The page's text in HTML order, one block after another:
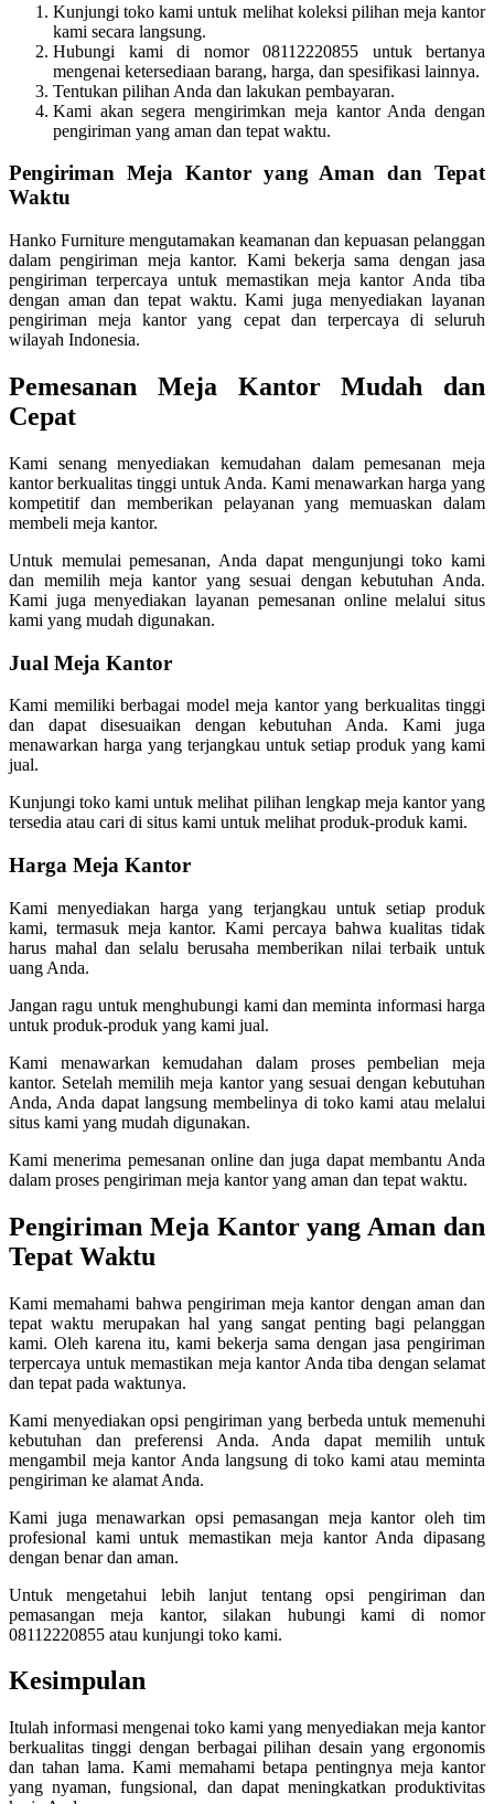
Kunjungi toko kami untuk melihat koleksi pilihan meja kantor
kami secara langsung.
Hubungi kami di nomor 08112220855 untuk bertanya
mengenai ketersediaan barang, harga, dan spesifikasi lainnya.
Tentukan pilihan Anda dan lakukan pembayaran.
Kami akan segera mengirimkan meja kantor Anda dengan
pengiriman yang aman dan tepat waktu.
Pengiriman Meja Kantor yang Aman dan Tepat
Waktu
Hanko Furniture mengutamakan keamanan dan kepuasan pelanggan
dalam pengiriman meja kantor. Kami bekerja sama dengan jasa
pengiriman terpercaya untuk memastikan meja kantor Anda tiba
dengan aman dan tepat waktu. Kami juga menyediakan layanan
pengiriman meja kantor yang cepat dan terpercaya di seluruh
wilayah Indonesia.
Pemesanan Meja Kantor Mudah dan
Cepat
Kami senang menyediakan kemudahan dalam pemesanan meja
kantor berkualitas tinggi untuk Anda. Kami menawarkan harga yang
kompetitif dan memberikan pelayanan yang memuaskan dalam
membeli meja kantor.
Untuk memulai pemesanan, Anda dapat mengunjungi toko kami
dan memilih meja kantor yang sesuai dengan kebutuhan Anda.
Kami juga menyediakan layanan pemesanan online melalui situs
kami yang mudah digunakan.
Jual Meja Kantor
Kami memiliki berbagai model meja kantor yang berkualitas tinggi
dan dapat disesuaikan dengan kebutuhan Anda. Kami juga
menawarkan harga yang terjangkau untuk setiap produk yang kami
jual.
Kunjungi toko kami untuk melihat pilihan lengkap meja kantor yang
tersedia atau cari di situs kami untuk melihat produk-produk kami.
Harga Meja Kantor
Kami menyediakan harga yang terjangkau untuk setiap produk
kami, termasuk meja kantor. Kami percaya bahwa kualitas tidak
harus mahal dan selalu berusaha memberikan nilai terbaik untuk
uang Anda.
Jangan ragu untuk menghubungi kami dan meminta informasi harga
untuk produk-produk yang kami jual.
Kami menawarkan kemudahan dalam proses pembelian meja
kantor. Setelah memilih meja kantor yang sesuai dengan kebutuhan
Anda, Anda dapat langsung membelinya di toko kami atau melalui
situs kami yang mudah digunakan.
Kami menerima pemesanan online dan juga dapat membantu Anda
dalam proses pengiriman meja kantor yang aman dan tepat waktu.
Pengiriman Meja Kantor yang Aman dan
Tepat Waktu
Kami memahami bahwa pengiriman meja kantor dengan aman dan
tepat waktu merupakan hal yang sangat penting bagi pelanggan
kami. Oleh karena itu, kami bekerja sama dengan jasa pengiriman
terpercaya untuk memastikan meja kantor Anda tiba dengan selamat
dan tepat pada waktunya.
Kami menyediakan opsi pengiriman yang berbeda untuk memenuhi
kebutuhan dan preferensi Anda. Anda dapat memilih untuk
mengambil meja kantor Anda langsung di toko kami atau meminta
pengiriman ke alamat Anda.
Kami juga menawarkan opsi pemasangan meja kantor oleh tim
profesional kami untuk memastikan meja kantor Anda dipasang
dengan benar dan aman.
Untuk mengetahui lebih lanjut tentang opsi pengiriman dan
pemasangan meja kantor, silakan hubungi kami di nomor
08112220855 atau kunjungi toko kami.
Kesimpulan
Itulah informasi mengenai toko kami yang menyediakan meja kantor
berkualitas tinggi dengan berbagai pilihan desain yang ergonomis
dan tahan lama. Kami memahami betapa pentingnya meja kantor
yang nyaman, fungsional, dan dapat meningkatkan produktivitas